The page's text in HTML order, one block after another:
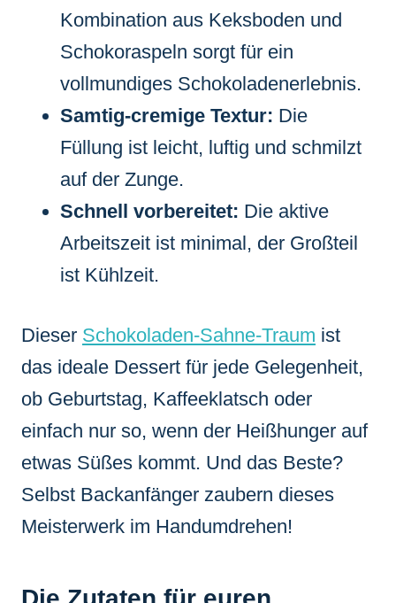
Kombination aus Keksboden und
Schokoraspeln sorgt für ein
vollmundiges Schokoladenerlebnis.
Samtig-cremige Textur: Die
Füllung ist leicht, luftig und schmilzt
auf der Zunge.
Schnell vorbereitet: Die aktive
Arbeitszeit ist minimal, der Großteil
ist Kühlzeit.
Dieser Schokoladen-Sahne-Traum ist
das ideale Dessert für jede Gelegenheit,
ob Geburtstag, Kaffeeklatsch oder
einfach nur so, wenn der Heißhunger auf
etwas Süßes kommt. Und das Beste?
Selbst Backanfänger zaubern dieses
Meisterwerk im Handumdrehen!